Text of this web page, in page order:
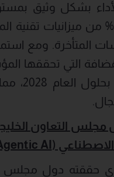
بشكل وثيق
المتأخرة. ومع
التي تحققها
بما
مجلس التعاون
(Agentic AI)
حققته دول مجلس